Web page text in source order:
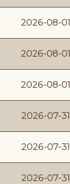
2026-08-01
2026-08-01
2026-08-01
2026-07-31
2026-07-31
2026-07-31